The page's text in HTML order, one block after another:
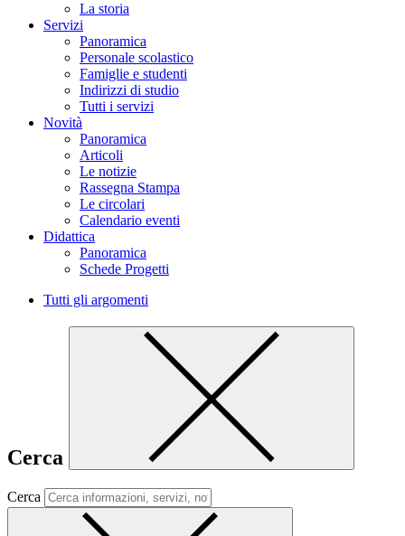
La storia
Servizi
Panoramica
Personale scolastico
Famiglie e studenti
Indirizzi di studio
Tutti i servizi
Novità
Panoramica
Articoli
Le notizie
Rassegna Stampa
Le circolari
Calendario eventi
Didattica
Panoramica
Schede Progetti
Tutti gli argomenti
Cerca
Cerca